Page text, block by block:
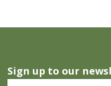
Sign up to our